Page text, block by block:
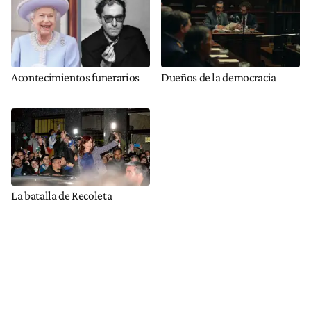
Acontecimientos funerarios Dueños de la democracia
La batalla de Recoleta